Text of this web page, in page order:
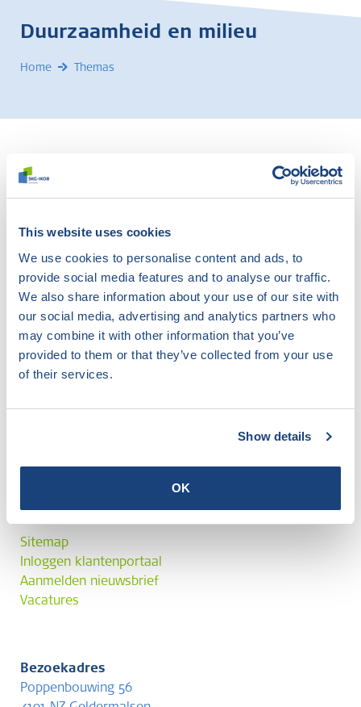
This website uses cookies
We use cookies to personalise content and ads, to
provide social media features and to analyse our traffic.
We also share information about your use of our site with
our social media, advertising and analytics partners who
may combine it with other information that you’ve
provided to them or that they’ve collected from your use
of their services.
Show details
OK
Duurzaamheid en milieu
Home Themas
Sitemap
Inloggen klantenportaal
Aanmelden nieuwsbrief
Vacatures
Bezoekadres
Poppenbouwing 56